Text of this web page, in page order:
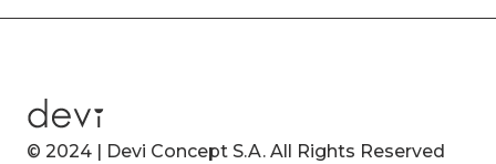
© 2024 | Devi Concept S.A. All Rights Reserved